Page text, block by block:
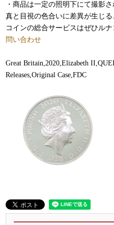
・商品は一定の照明下にて撮影
真と目視の色合いに差異が生じる
コインの総合サービスはぜひル
問い合わせ
Great Britain,2020,Elizabeth
Releases,Original Case,FDC